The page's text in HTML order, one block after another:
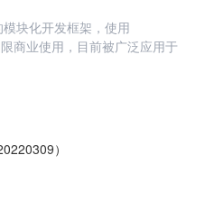
块化开发框架，使用
商业使用，目前被广泛应用于
）